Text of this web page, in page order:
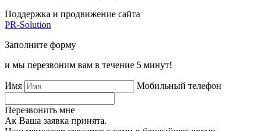
Поддержка и продвижение сайта
PR-Solution
Заполните форму
и мы перезвоним вам в течение 5 минут!
Имя Мобильный телефон
Перезвонить мне
Ак Ваша заявка принята.